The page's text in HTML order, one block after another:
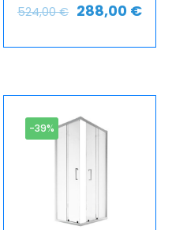
524,00€ 288,00 €
-39%